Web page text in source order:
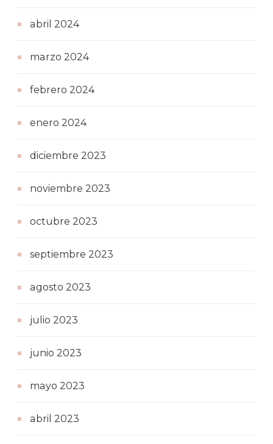
abril 2024
marzo 2024
febrero 2024
enero 2024
diciembre 2023
noviembre 2023
octubre 2023
septiembre 2023
agosto 2023
julio 2023
junio 2023
mayo 2023
abril 2023